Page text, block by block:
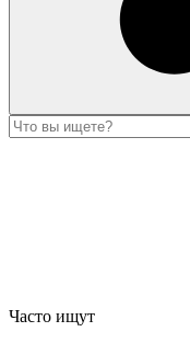
Часто ищут